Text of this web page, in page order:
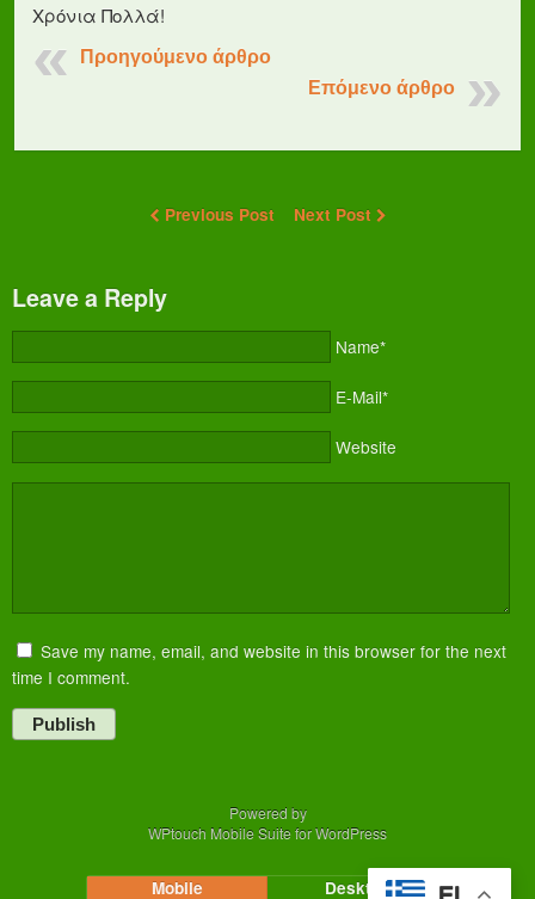
Χρόνια Πολλά!
Προηγούμενο άρθρο
Επόμενο άρθρο
Previous Post Next Post
Leave a Reply
Name*
E-Mail*
Website
Save my name, email, and website in this browser for the next
time I comment.
Publish
Powered by
WPtouch Mobile Suite for WordPress
Mobile Desktop